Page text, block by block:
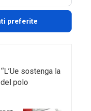
preferite
sostenga la
polo